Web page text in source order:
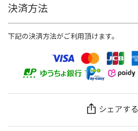
決済方法
下記の決済方法がご利用頂けます。
シェアする